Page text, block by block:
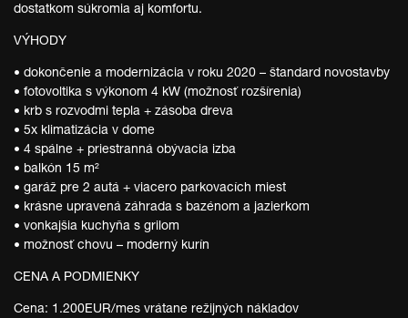
dostatkom súkromia aj komfortu.
VÝHODY
• dokončenie a modernizácia v roku 2020 – štandard novostavby
• fotovoltika s výkonom 4 kW (možnosť rozšírenia)
• krb s rozvodmi tepla + zásoba dreva
• 5x klimatizácia v dome
• 4 spálne + priestranná obývacia izba
• balkón 15 m²
• garáž pre 2 autá + viacero parkovacích miest
• krásne upravená záhrada s bazénom a jazierkom
• vonkajšia kuchyňa s grilom
• možnosť chovu – moderný kurín
CENA A PODMIENKY
Cena: 1.200EUR/mes vrátane režijných nákladov